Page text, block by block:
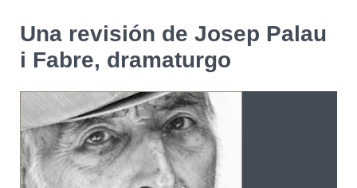
English Català
BUSCAR
Una revisión de Josep Palau
i Fabre, dramaturgo